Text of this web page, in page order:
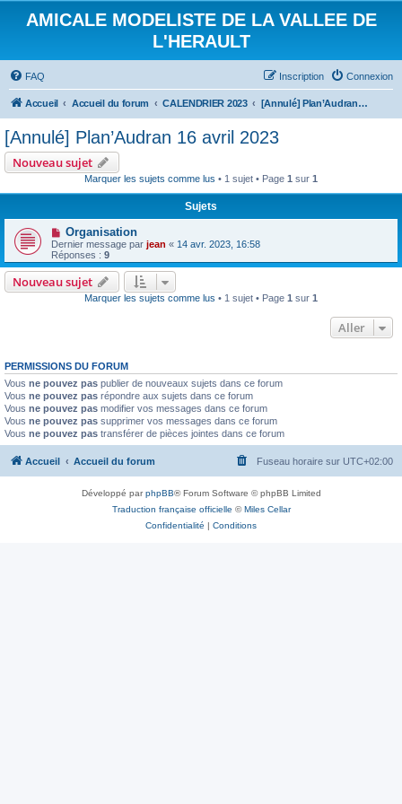
AMICALE MODELISTE DE LA VALLEE DE
L'HERAULT
FAQ Connexion
Inscription
Accueil Accueil du forum CALENDRIER 2023 [Annulé] Plan’Audran 16 avril 2023
[Annulé] Plan’Audran 16 avril 2023
Nouveau sujet
Marquer les sujets comme lus • 1 sujet • Page 1 sur 1
Sujets
Organisation
Dernier message par jean « 14 avr. 2023, 16:58
Réponses : 9
Nouveau sujet
Marquer les sujets comme lus • 1 sujet • Page 1 sur 1
Aller
PERMISSIONS DU FORUM
Vous ne pouvez pas publier de nouveaux sujets dans ce forum
Vous ne pouvez pas répondre aux sujets dans ce forum
Vous ne pouvez pas modifier vos messages dans ce forum
Vous ne pouvez pas supprimer vos messages dans ce forum
Vous ne pouvez pas transférer de pièces jointes dans ce forum
Accueil Accueil du forum Fuseau horaire sur UTC+02:00
Développé parphpBB® Forum Software © phpBB Limited
Traduction française officielle ©Miles Cellar
Confidentialité | Conditions